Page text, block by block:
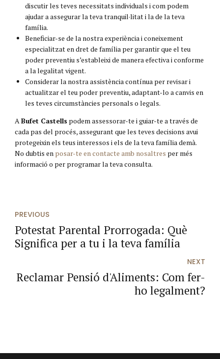
discutir les teves necessitats individuals i com podem
ajudar a assegurar la teva tranquil·litat i la de la teva
família.
Beneficiar-se de la nostra experiència i coneixement
especialitzat en dret de família per garantir que el teu
poder preventiu s’estableixi de manera efectiva i conforme
a la legalitat vigent.
Considerar la nostra assistència contínua per revisar i
actualitzar el teu poder preventiu, adaptant-lo a canvis en
les teves circumstàncies personals o legals.
A Bufet Castells podem assessorar-te i guiar-te a través de
cada pas del procés, assegurant que les teves decisions avui
protegeixin els teus interessos i els de la teva família demà.
No dubtis en posar-te en contacte amb nosaltres per més
informació o per programar la teva consulta.
PREVIOUS
Potestat Parental Prorrogada: Què
Significa per a tu i la teva família
NEXT
Reclamar Pensió d'Aliments: Com fer-
ho legalment?